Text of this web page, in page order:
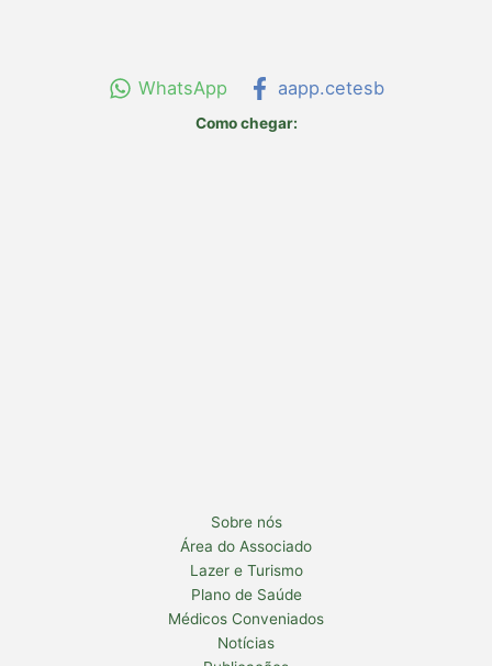
WhatsApp aapp.cetesb
Como chegar:
Sobre nós
Área do Associado
Lazer e Turismo
Plano de Saúde
Médicos Conveniados
Notícias